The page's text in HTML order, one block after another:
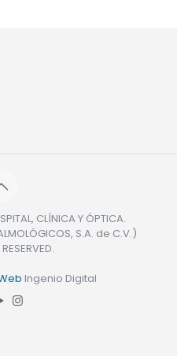
CLÍNICA Y ÓPTICA.
S.A. de C.V.)
Ingenio Digital